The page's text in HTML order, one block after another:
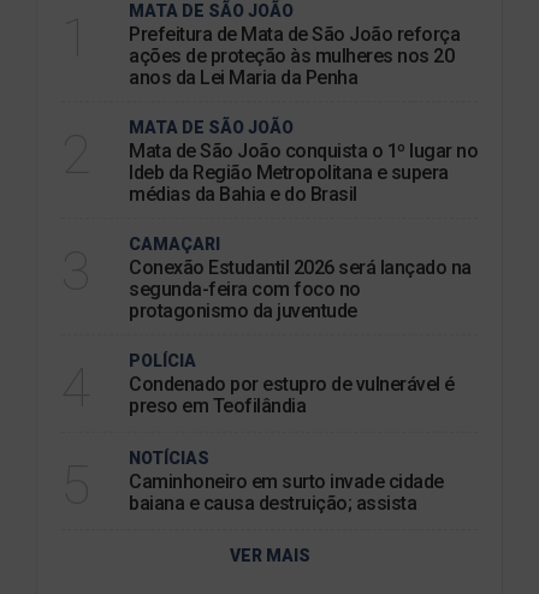
MATA DE SÃO JOÃO
Prefeitura de Mata de São João reforça
ações de proteção às mulheres nos 20
anos da Lei Maria da Penha
MATA DE SÃO JOÃO
Mata de São João conquista o 1º lugar no
Ideb da Região Metropolitana e supera
médias da Bahia e do Brasil
CAMAÇARI
Conexão Estudantil 2026 será lançado na
segunda-feira com foco no
protagonismo da juventude
POLÍCIA
Condenado por estupro de vulnerável é
preso em Teofilândia
NOTÍCIAS
Caminhoneiro em surto invade cidade
baiana e causa destruição; assista
VER MAIS